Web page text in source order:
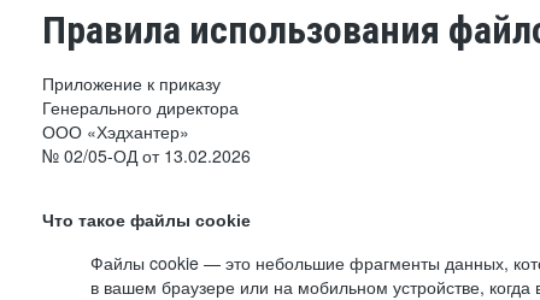
Правила использования
Приложение к приказу
Генерального директора
ООО «Хэдхантер»
№ 02/05-ОД от 13.02.2026
Что такое файлы cookie
Файлы cookie — это небольшие фрагменты данных,
в вашем браузере или на мобильном устройстве,